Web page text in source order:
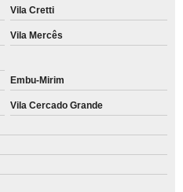
Vila Cretti
Vila Mercês
Embu-Mirim
Vila Cercado Grande